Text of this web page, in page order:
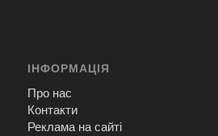
ІНФОРМАЦІЯ
Про нас
Контакти
Реклама на сайті